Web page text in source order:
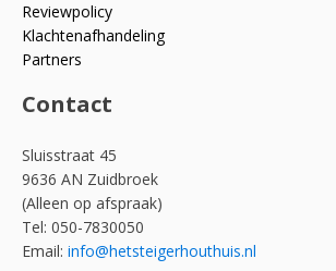
Reviewpolicy
Klachtenafhandeling
Partners
Contact
Sluisstraat 45
9636 AN Zuidbroek
(Alleen op afspraak)
Tel: 050-7830050
Email: info@hetsteigerhouthuis.nl